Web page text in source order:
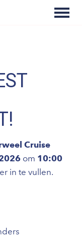
Cruise
om 10:00
in te vullen.